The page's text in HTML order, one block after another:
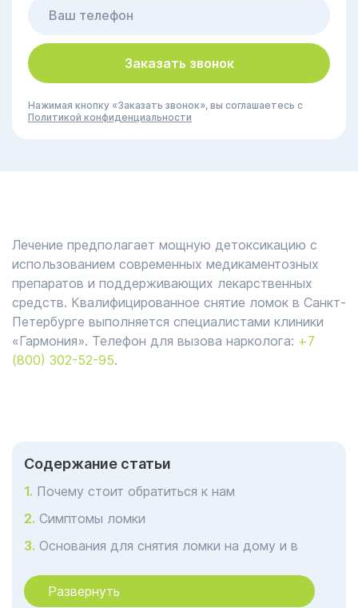
Заказать звонок
Нажимая кнопку «Заказать звонок», вы соглашаетесь с
Политикой конфиденциальности
Лечение предполагает мощную детоксикацию с
использованием современных медикаментозных
препаратов и поддерживающих лекарственных
средств. Квалифицированное снятие ломок в Санкт-
Петербурге выполняется специалистами клиники
«Гармония». Телефон для вызова нарколога: +7
(800) 302-52-95.
Cодержание статьи
Почему стоит обратиться к нам
Симптомы ломки
Основания для снятия ломки на дому и в
Этапы проведения процедуры
Развернуть